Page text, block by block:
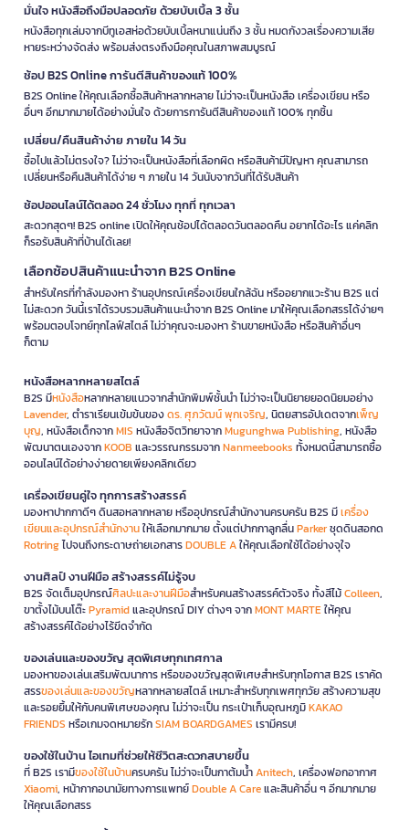
มั่นใจ หนังสือถึงมือปลอดภัย ด้วยบับเบิ้ล 3 ชั้น
หนังสือทุกเล่มจากบีทูเอสห่อด้วยบับเบิ้ลหนาแน่นถึง 3 ชั้น หมดกังวลเรื่องความเสีย
หายระหว่างจัดส่ง พร้อมส่งตรงถึงมือคุณในสภาพสมบูรณ์
ช้อป B2S Online การันตีสินค้าของแท้ 100%
B2S Online ให้คุณเลือกซื้อสินค้าหลากหลาย ไม่ว่าจะเป็นหนังสือ เครื่องเขียน หรือ
อื่นๆ อีกมากมายได้อย่างมั่นใจ ด้วยการการันตีสินค้าของแท้ 100% ทุกชิ้น
เปลี่ยน/คืนสินค้าง่าย ภายใน 14 วัน
ซื้อไปแล้วไม่ตรงใจ? ไม่ว่าจะเป็นหนังสือที่เลือกผิด หรือสินค้ามีปัญหา คุณสามารถ
เปลี่ยนหรือคืนสินค้าได้ง่าย ๆ ภายใน 14 วันนับจากวันที่ได้รับสินค้า
ช้อปออนไลน์ได้ตลอด 24 ชั่วโมง ทุกที่ ทุกเวลา
สะดวกสุดๆ! B2S online เปิดให้คุณช้อปได้ตลอดวันตลอดคืน อยากได้อะไร แค่คลิก
ก็รอรับสินค้าที่บ้านได้เลย!
เลือกช้อปสินค้าแนะนำจาก B2S Online
สำหรับใครที่กำลังมองหา ร้านอุปกรณ์เครื่องเขียนใกล้ฉัน หรืออยากแวะร้าน B2S แต่
ไม่สะดวก วันนี้เราได้รวบรวมสินค้าแนะนำจาก B2S Online มาให้คุณเลือกสรรได้ง่ายๆ
พร้อมตอบโจทย์ทุกไลฟ์สไตล์ ไม่ว่าคุณจะมองหา ร้านขายหนังสือ หรือสินค้าอื่นๆ
ก็ตาม
หนังสือหลากหลายสไตล์
B2S มีหนังสือหลากหลายแนวจากสำนักพิมพ์ชั้นนำ ไม่ว่าจะเป็นนิยายยอดนิยมอย่าง
Lavender, ตำราเรียนเข้มข้นของดร. ศุภวัฒน์ พุกเจริญ, นิตยสารอัปเดตจากเพ็ญ
บุญ, หนังสือเด็กจากMIS หนังสือจิตวิทยาจากMugunghwa Publishing, หนังสือ
พัฒนาตนเองจากKOOB และวรรณกรรมจากNanmeebooks ทั้งหมดนี้สามารถซื้อ
ออนไลน์ได้อย่างง่ายดายเพียงคลิกเดียว
เครื่องเขียนคู่ใจ ทุกการสร้างสรรค์
มองหาปากกาดีๆ ดินสอหลากหลาย หรืออุปกรณ์สำนักงานครบครัน B2S มีเครื่อง
เขียนและอุปกรณ์สำนักงานให้เลือกมากมาย ตั้งแต่ปากกาลูกลื่นParkerชุดดินสอกด
Rotringไปจนถึงกระดาษถ่ายเอกสารDOUBLE Aให้คุณเลือกใช้ได้อย่างจุใจ
งานศิลป์ งานฝีมือ สร้างสรรค์ไม่รู้จบ
B2S จัดเต็มอุปกรณ์ศิลปะและงานฝีมือสำหรับคนสร้างสรรค์ตัวจริง ทั้งสีไม้Colleen,
ขาตั้งไม้บนโต๊ะPyramidและอุปกรณ์ DIY ต่างๆ จากMONT MARTEให้คุณ
สร้างสรรค์ได้อย่างไร้ขีดจำกัด
ของเล่นและของขวัญ สุดพิเศษทุกเทศกาล
มองหาของเล่นเสริมพัฒนาการ หรือของขวัญสุดพิเศษสำหรับทุกโอกาส B2S เราคัด
สรรของเล่นและของขวัญหลากหลายสไตล์ เหมาะสำหรับทุกเพศทุกวัย สร้างความสุข
และรอยยิ้มให้กับคนพิเศษของคุณ ไม่ว่าจะเป็น กระเป๋าเก็บอุณหภูมิKAKAO
FRIENDS หรือเกมจดหมายรักSIAM BOARDGAMES เรามีครบ!
ของใช้ในบ้าน ไอเทมที่ช่วยให้ชีวิตสะดวกสบายขึ้น
ที่ B2S เรามีของใช้ในบ้านครบครัน ไม่ว่าจะเป็นกาต้มน้ำAnitech, เครื่องฟอกอากาศ
Xiaomi, หน้ากากอนามัยทางการแพทย์Double A Careและสินค้าอื่น ๆ อีกมากมาย
ให้คุณเลือกสรร